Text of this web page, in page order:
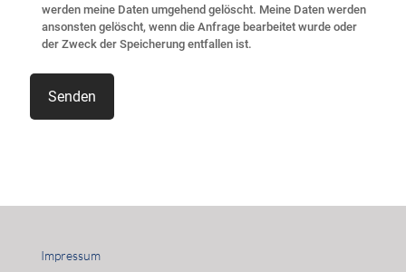
werden meine Daten umgehend gelöscht. Meine Daten werden
ansonsten gelöscht, wenn die Anfrage bearbeitet wurde oder
der Zweck der Speicherung entfallen ist.
Impressum